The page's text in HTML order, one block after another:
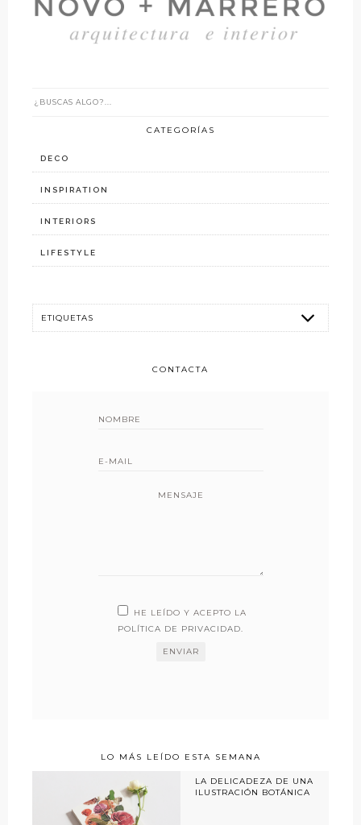
CATEGORÍAS
DECO
INSPIRATION
INTERIORS
LIFESTYLE
CONTACTA
MENSAJE
HE LEÍDO Y ACEPTO LA
POLÍTICA DE PRIVACIDAD.
LO MÁS LEÍDO ESTA SEMANA
LA DELICADEZA DE UNA
ILUSTRACIÓN BOTÁNICA